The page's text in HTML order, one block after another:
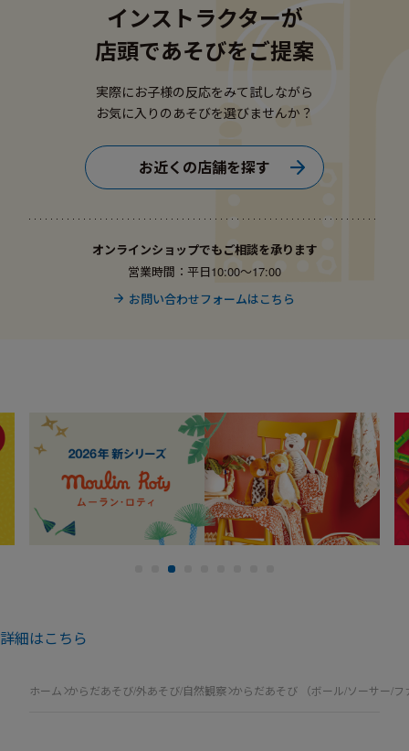
インストラクターが
店頭であそびをご提案
実際にお子様の反応をみて試しながら
お気に入りのあそびを選びませんか？
お近くの店舗を探す
オンラインショップでもご相談を承ります
営業時間：平日10:00〜17:00
お問い合わせフォームはこちら
詳細はこちら
ホーム からだあそび/外あそび/自然観察 からだあそび （ボール/ソーサー/フ